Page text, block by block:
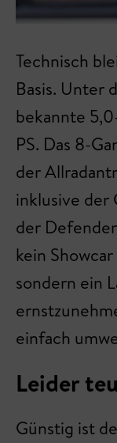
Technisch
Basis. Unter
bekannte
PS. Das 8-
der
inklusive der
der
kein
sondern ein
einfach
Leider
Günstig ist